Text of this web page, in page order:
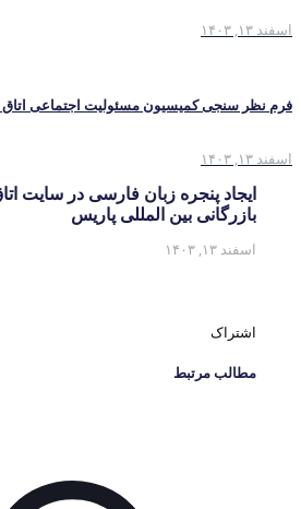
اسفند ۱۳, ۱۴۰۳
فرم نظر سنجی کمیسیون مسئولیت اجتماعی اتاق
اسفند ۱۳, ۱۴۰۳
ایجاد پنجره زبان فارسی در سایت
بازرگانی بین المللی پاریس
اسفند ۱۳, ۱۴۰۳
اشتراک
مطالب مرتبط